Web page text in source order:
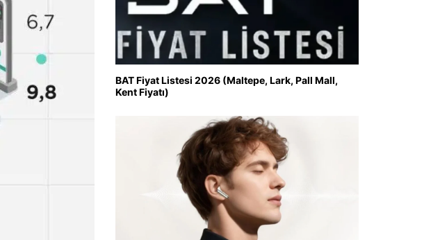
BAT Fiyat Listesi 2026 (Maltepe, Lark, Pall Mall,
Kent Fiyatı)